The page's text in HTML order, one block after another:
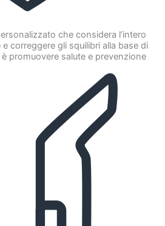
che considera l’intero
correggere gli squilibri alla base di
promuovere salute e prevenzione